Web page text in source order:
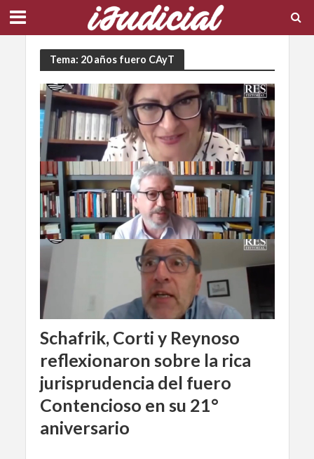
Tema: 20 años fuero CAyT
Schafrik, Corti y Reynoso
reflexionaron sobre la rica
jurisprudencia del fuero
Contencioso en su 21°
aniversario